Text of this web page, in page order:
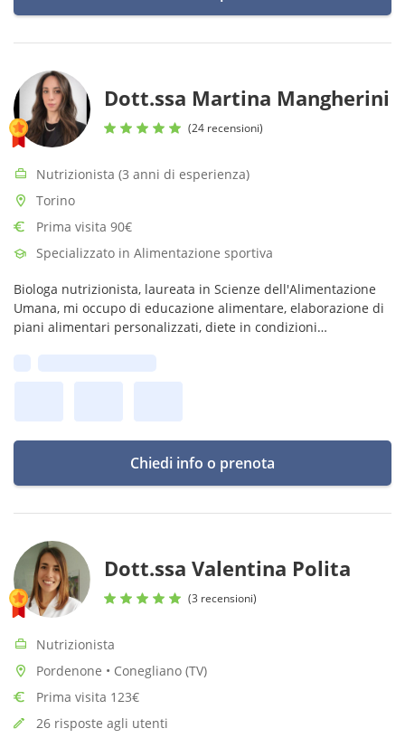
Dott.ssa Martina Mangherini
(24 recensioni)
Nutrizionista (3 anni di esperienza)
Torino
Prima visita 90€
Specializzato in Alimentazione sportiva
Biologa nutrizionista, laureata in Scienze dell'Alimentazione
Umana, mi occupo di educazione alimentare, elaborazione di
piani alimentari personalizzati, diete in condizioni
Chiedi info o prenota
Dott.ssa Valentina Polita
(3 recensioni)
Nutrizionista
Pordenone • Conegliano (TV)
Prima visita 123€
26 risposte agli utenti